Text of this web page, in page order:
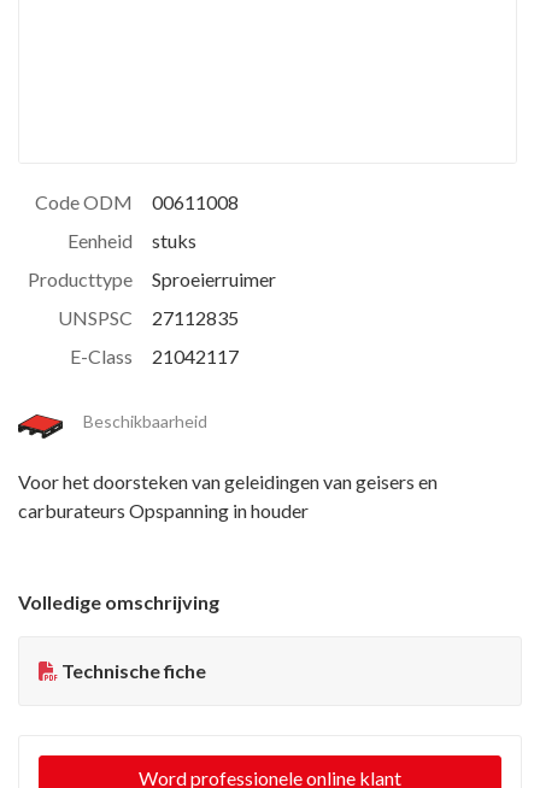
Code ODM
00611008
Eenheid
stuks
Producttype
Sproeierruimer
UNSPSC
27112835
E-Class
21042117
Beschikbaarheid
Voor het doorsteken van geleidingen van geisers en
carburateurs Opspanning in houder
Volledige omschrijving
Technische fiche
Word professionele online klant